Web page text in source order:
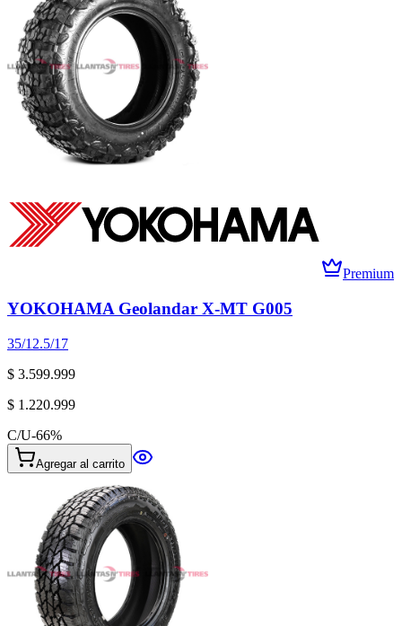
Premium
YOKOHAMA Geolandar X-MT G005
35/12.5/17
$ 3.599.999
$ 1.220.999
C/U-66%
Agregar al carrito